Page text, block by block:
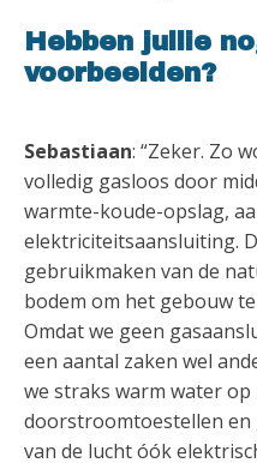
Hebben jullie
voorbeelden?
Sebastiaan: “Zeker. Zo
volledig gasloos door
warmte-koude-opslag,
elektriciteitsaansluiting.
gebruikmaken van de
bodem om het gebouw
Omdat we geen
een aantal zaken wel
we straks warm water
doorstroomtoestellen
van de lucht óók